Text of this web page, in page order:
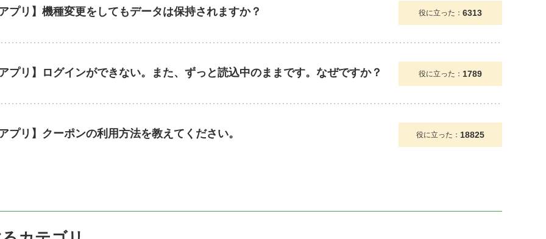
プリ】機種変更をしてもデータは保持されますか？ 役に立った： 6313
プリ】ログインができない。また、ずっと読込中のままです。なぜですか？ 役に立った： 1789
プリ】クーポンの利用方法を教えてください。 役に立った： 18825